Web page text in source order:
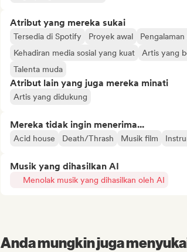
Atribut yang mereka sukai
Tersedia di Spotify Proyek awal
Kehadiran media sosial yang kuat
Artis yang
Talenta muda
Atribut lain yang juga mereka minati
Artis yang didukung
Mereka tidak ingin menerima...
Acid house Death/Thrash Musik film
Musik yang dihasilkan AI
Menolak musik yang dihasilkan oleh AI
Anda mungkin juga